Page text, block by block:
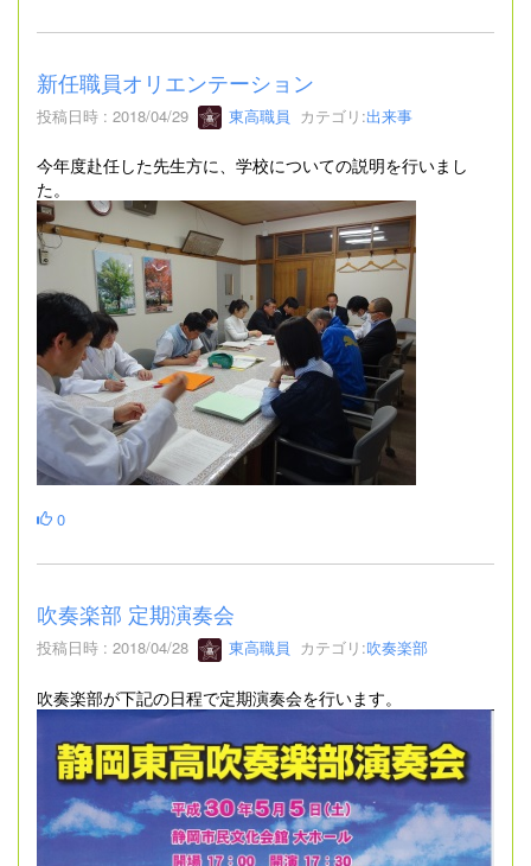
新任職員オリエンテーション
投稿日時 : 2018/04/29 東高職員 カテゴリ:出来事
今年度赴任した先生方に、学校についての説明を行いまし
た。
0
吹奏楽部 定期演奏会
投稿日時 : 2018/04/28 東高職員 カテゴリ:吹奏楽部
吹奏楽部が下記の日程で定期演奏会を行います。